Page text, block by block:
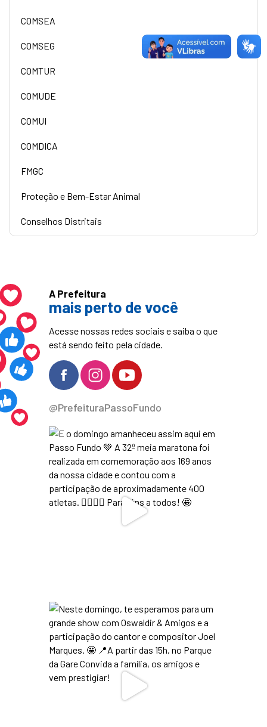
COMSEA
COMSEG
COMTUR
COMUDE
COMUI
COMDICA
FMGC
Proteção e Bem-Estar Animal
Conselhos Distritais
A Prefeitura
mais perto de você
Acesse nossas redes sociais e saiba o que
está sendo feito pela cidade.
@PrefeituraPassoFundo